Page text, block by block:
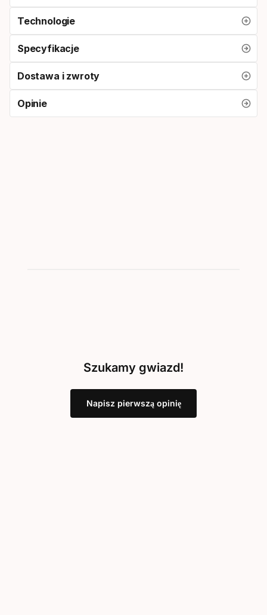
Technologie
Specyfikacje
Dostawa i zwroty
Opinie
Szukamy gwiazd!
Napisz pierwszą opinię